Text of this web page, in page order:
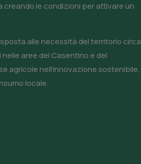
le condizioni per attivare un
alle necessità del territorio circa
aree del Casentino e del
agricole nell’innovazione sostenibile,
locale.